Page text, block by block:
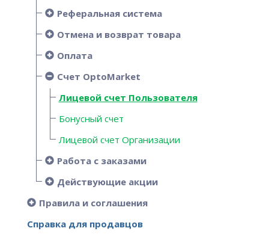
Реферальная система
Отмена и возврат товара
Оплата
Счет OptoMarket
Лицевой счет Пользователя
Бонусный счет
Лицевой счет Организации
Работа с заказами
Действующие акции
Правила и соглашения
Справка для продавцов